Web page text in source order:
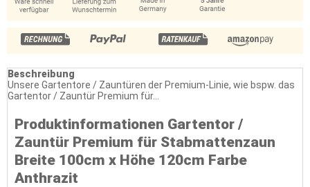
Beschreibung
Unsere Gartentore / Zauntüren der Premium-Linie, wie bspw. das
Gartentor / Zauntür Premium für...
Produktinformationen Gartentor /
Zauntür Premium für Stabmattenzaun
Breite 100cm x Höhe 120cm Farbe
Anthrazit